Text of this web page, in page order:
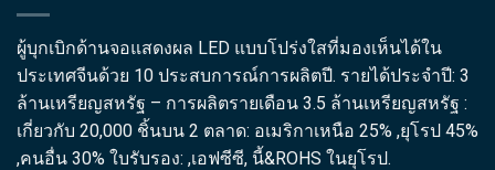
ผู้บุกเบิกด้านจอแสดงผล LED แบบโปร่งใสที่มองเห็นได้ใน
ประเทศจีนด้วย 10 ประสบการณ์การผลิตปี. รายได้ประจำปี: 3
ล้านเหรียญสหรัฐ – การผลิตรายเดือน 3.5 ล้านเหรียญสหรัฐ :
เกี่ยวกับ 20,000 ชิ้นบน 2 ตลาด: อเมริกาเหนือ 25% ,ยุโรป 45%
,คนอื่น 30% ใบรับรอง: ,เอฟซีซี, นี้&ROHS ในยุโรป.